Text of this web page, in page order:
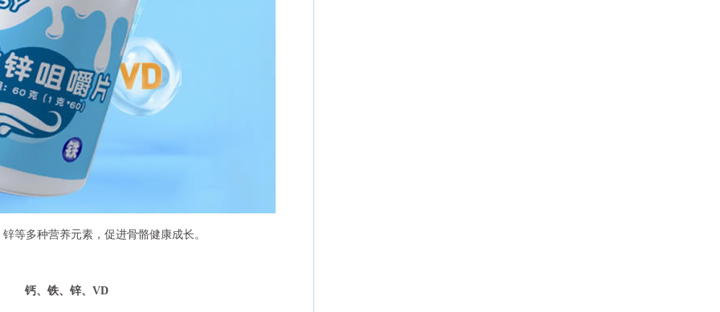
等多种营养元素，促进骨骼健康成长。
钙、铁、锌、VD